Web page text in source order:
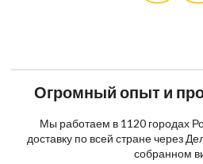
Огромный опыт и
Мы работаем в 1120 городах
доставку по всей стране через
собранном